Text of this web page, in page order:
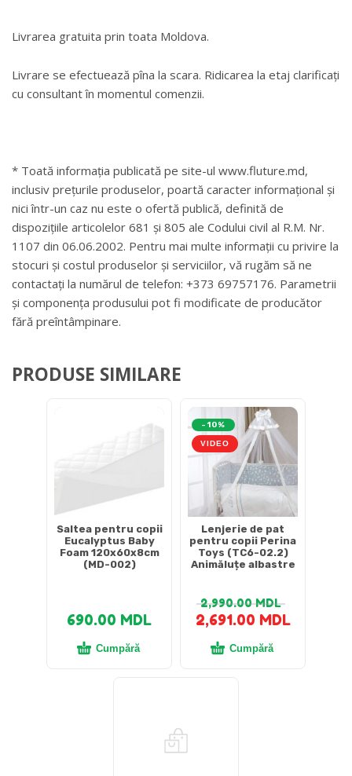
Livrarea gratuita prin toata Moldova.
Livrare se efectuează pîna la scara. Ridicarea la etaj clarificați
cu consultant în momentul comenzii.
* Toată informația publicată pe site-ul www.fluture.md,
inclusiv prețurile produselor, poartă caracter informațional și
nici într-un caz nu este o ofertă publică, definită de
dispozițiile articolelor 681 și 805 ale Codului civil al R.M. Nr.
1107 din 06.06.2002. Pentru mai multe informații cu privire la
stocuri și costul produselor și serviciilor, vă rugăm să ne
contactați la numărul de telefon: +373 69757176. Parametrii
și componența produsului pot fi modificate de producător
fără preîntâmpinare.
PRODUSE SIMILARE
Saltea pentru copii
Eucalyptus Baby
Foam 120x60x8cm
(MD-002)
690.00 MDL
Cumpără
-10%
VIDEO
Lenjerie de pat
pentru copii Perina
Toys (TC6-02.2)
Animăluțe albastre
2,990.00MDL
2,691.00 MDL
Cumpără